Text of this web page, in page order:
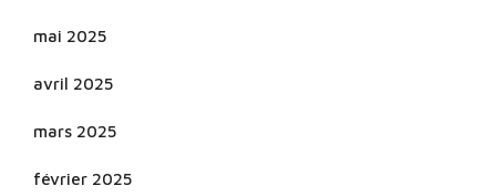
mai 2025
avril 2025
mars 2025
février 2025